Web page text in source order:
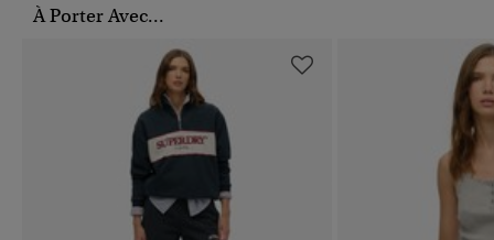
À Porter Avec...